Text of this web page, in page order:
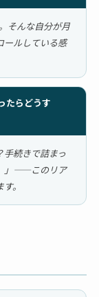
そんな自分が月
ールしている感
たらどうす
手続きで詰まっ
」——このリア
。